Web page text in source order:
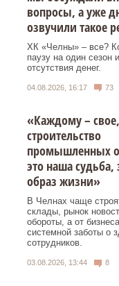
вопросы, а уже
озвучили такое
ХК «Челны» – все?
паузу на один сезон
отсутствия денег.
04.08.2026, 16:17 73
«Каждому –
строительство
промышленных
это наша судьба,
образ жизни»
В Челнах чаще
склады, рынок
обороты, а от
системной заботы о
сотрудников.
03.08.2026, 13:44 8